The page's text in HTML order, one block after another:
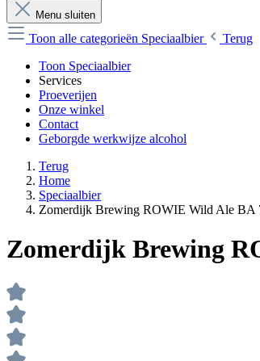
Menu sluiten
Toon alle categorieën Speciaalbier
Terug
Toon Speciaalbier
Services
Proeverijen
Onze winkel
Contact
Geborgde werkwijze alcohol
Terug
Home
Speciaalbier
Zomerdijk Brewing ROWIE Wild Ale BA
Zomerdijk Brewing